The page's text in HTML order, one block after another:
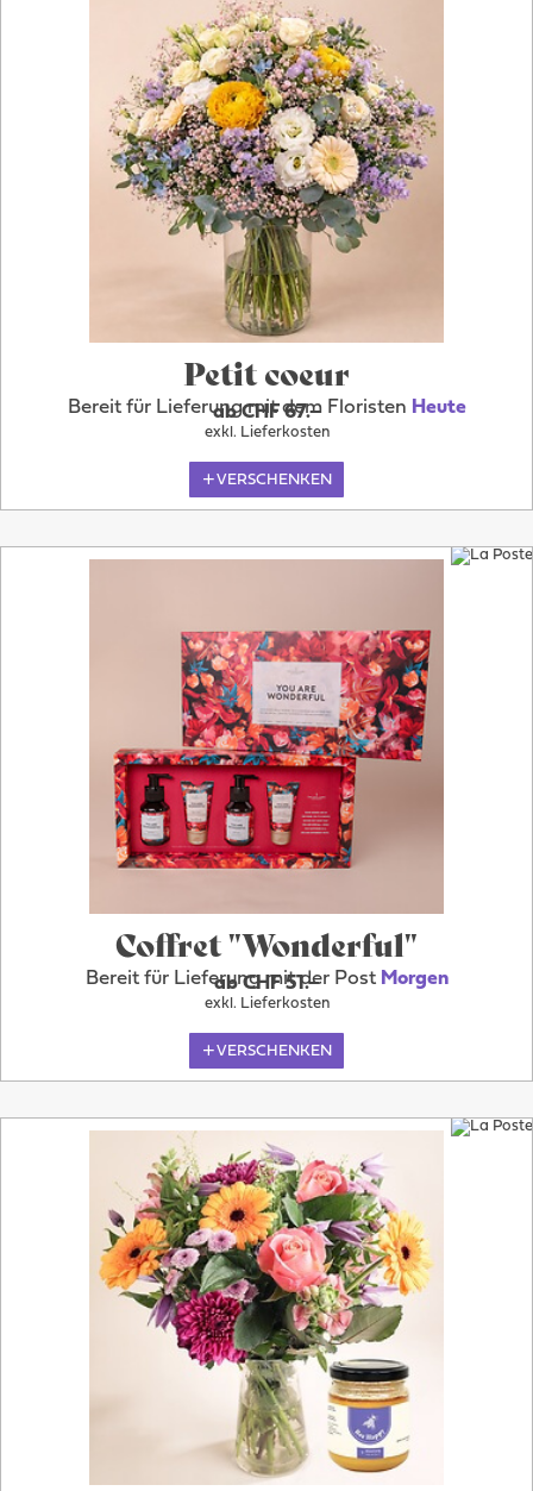
Petit coeur
Bereit für Lieferung mit dem Floristen Heute
ab CHF 67.–
exkl. Lieferkosten
VERSCHENKEN
Coffret "Wonderful"
Bereit für Lieferung mit der Post Morgen
ab CHF 51.–
exkl. Lieferkosten
VERSCHENKEN